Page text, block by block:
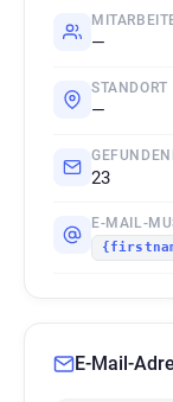
—
STANDORT
—
23
E-MAIL-
E-Mail-